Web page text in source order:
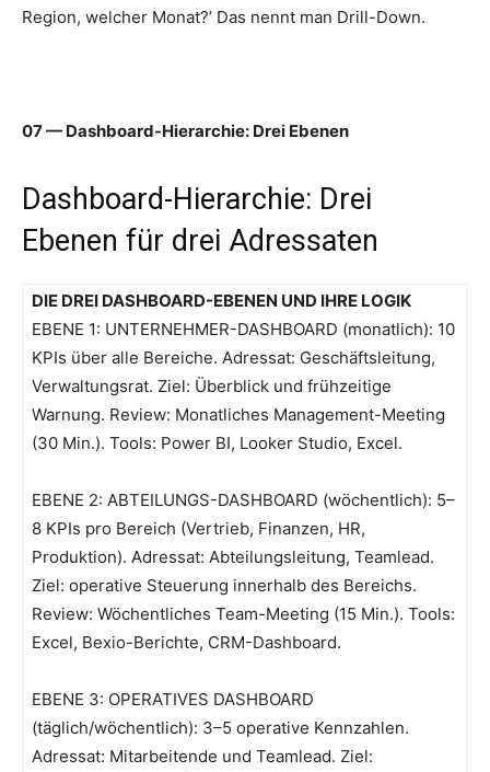
Region, welcher Monat?’ Das nennt man Drill-Down.
07 — Dashboard-Hierarchie: Drei Ebenen
Dashboard-Hierarchie: Drei
Ebenen für drei Adressaten
DIE DREI DASHBOARD-EBENEN UND IHRE LOGIK
EBENE 1: UNTERNEHMER-DASHBOARD (monatlich): 10
KPIs über alle Bereiche. Adressat: Geschäftsleitung,
Verwaltungsrat. Ziel: Überblick und frühzeitige
Warnung. Review: Monatliches Management-Meeting
(30 Min.). Tools: Power BI, Looker Studio, Excel.
EBENE 2: ABTEILUNGS-DASHBOARD (wöchentlich): 5–
8 KPIs pro Bereich (Vertrieb, Finanzen, HR,
Produktion). Adressat: Abteilungsleitung, Teamlead.
Ziel: operative Steuerung innerhalb des Bereichs.
Review: Wöchentliches Team-Meeting (15 Min.). Tools:
Excel, Bexio-Berichte, CRM-Dashboard.
EBENE 3: OPERATIVES DASHBOARD
(täglich/wöchentlich): 3–5 operative Kennzahlen.
Adressat: Mitarbeitende und Teamlead. Ziel: